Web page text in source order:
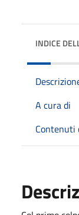
INDICE
A cura di
Contenuti